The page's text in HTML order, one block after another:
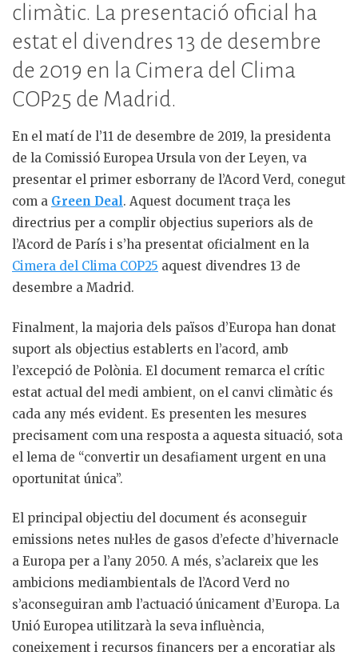
climàtic. La presentació oficial ha
estat el divendres 13 de desembre
de 2019 en la Cimera del Clima
COP25 de Madrid.
En el matí de l’11 de desembre de 2019, la presidenta
de la Comissió Europea Ursula von der Leyen, va
presentar el primer esborrany de l’Acord Verd, conegut
com a Green Deal. Aquest document traça les
directrius per a complir objectius superiors als de
l’Acord de París i s’ha presentat oficialment en la
Cimera del Clima COP25 aquest divendres 13 de
desembre a Madrid.
Finalment, la majoria dels països d’Europa han donat
suport als objectius establerts en l’acord, amb
l’excepció de Polònia. El document remarca el crític
estat actual del medi ambient, on el canvi climàtic és
cada any més evident. Es presenten les mesures
precisament com una resposta a aquesta situació, sota
el lema de “convertir un desafiament urgent en una
oportunitat única”.
El principal objectiu del document és aconseguir
emissions netes nul·les de gasos d’efecte d’hivernacle
a Europa per a l’any 2050. A més, s’aclareix que les
ambicions mediambientals de l’Acord Verd no
s’aconseguiran amb l’actuació únicament d’Europa. La
Unió Europea utilitzarà la seva influència,
coneixement i recursos financers per a encoratjar als